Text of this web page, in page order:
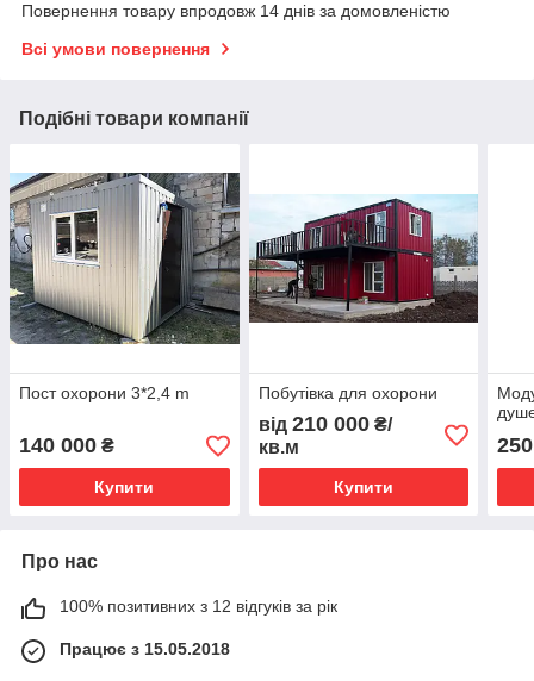
Повернення товару впродовж 14 днів за домовленістю
Всі умови повернення
Подібні товари компанії
Пост охорони 3*2,4 m
140 000 ₴
Купити
Побутівка для охорони
від 210 000₴/
кв.м
Купити
Про нас
100% позитивних з 12 відгуків за рік
Працює з 15.05.2018